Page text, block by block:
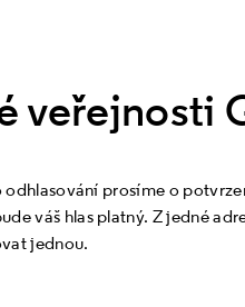
veřejnosti
prosíme o
váš hlas platný. Z jedné
jednou.